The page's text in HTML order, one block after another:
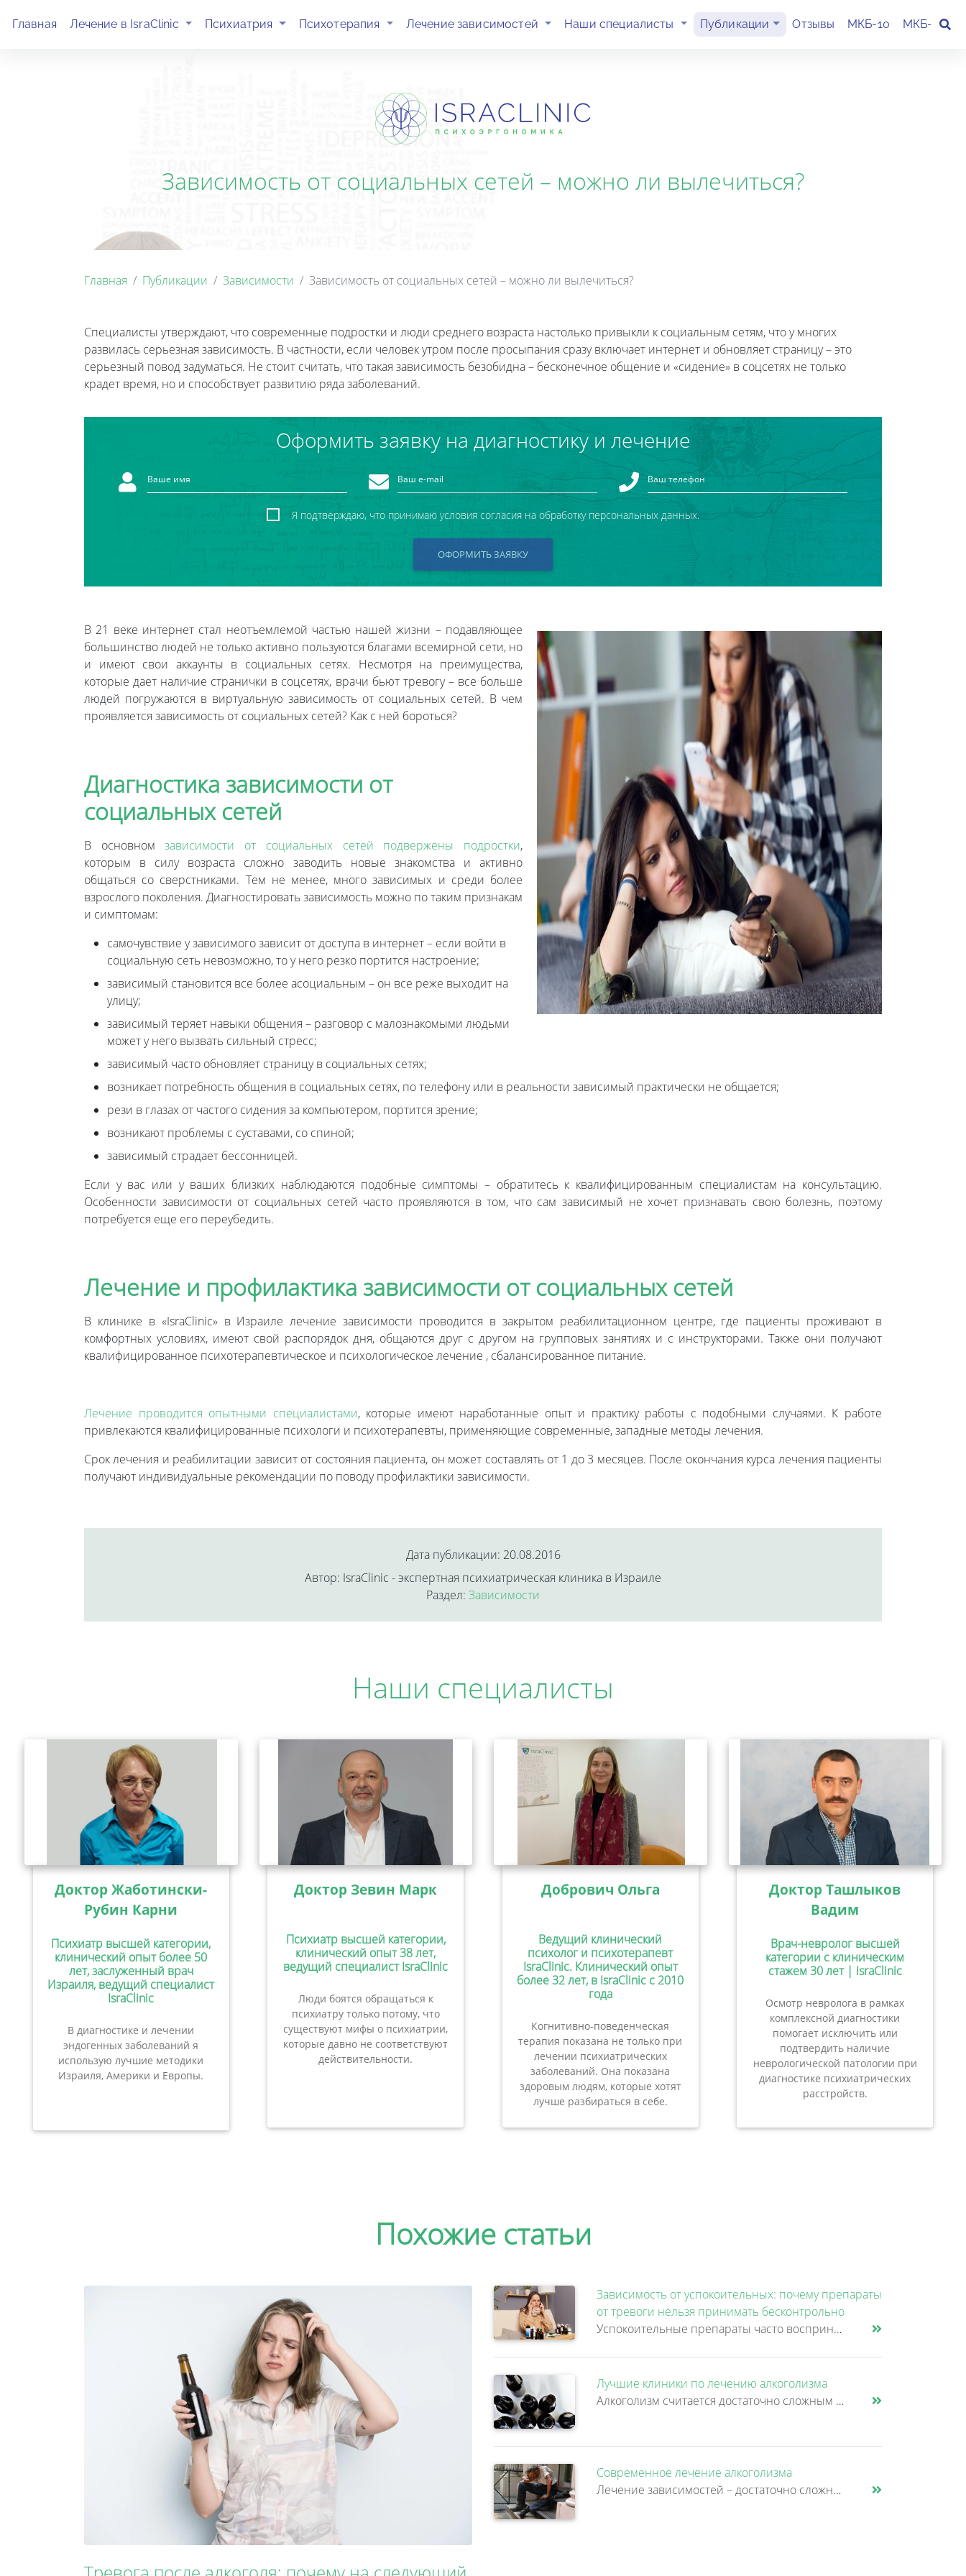
Главная Лечение в IsraClinic (current)Психиатрия (current)Психотерапия (current)Лечение зависимостей (current)Наши специалисты (current)Публикации Отзывы МКБ-10 МКБ-11
Зависимость от социальных сетей – можно ли вылечиться?
Главная Публикации Зависимости Зависимость от социальных сетей – можно ли вылечиться?
Специалисты утверждают, что современные подростки и люди среднего возраста настолько привыкли к социальным сетям, что у многих
развилась серьезная зависимость. В частности, если человек утром после просыпания сразу включает интернет и обновляет страницу – это
серьезный повод задуматься. Не стоит считать, что такая зависимость безобидна – бесконечное общение и «сидение» в соцсетях не только
крадет время, но и способствует развитию ряда заболеваний.
Оформить заявку на диагностику и лечение
Я подтверждаю, что принимаю условия согласия на обработку персональных данных.
ОФОРМИТЬ ЗАЯВКУ
В 21 веке интернет стал неотъемлемой частью нашей жизни – подавляющее
большинство людей не только активно пользуются благами всемирной сети, но
и имеют свои аккаунты в социальных сетях. Несмотря на преимущества,
которые дает наличие странички в соцсетях, врачи бьют тревогу – все больше
людей погружаются в виртуальную зависимость от социальных сетей. В чем
проявляется зависимость от социальных сетей? Как с ней бороться?
Диагностика зависимости от
социальных сетей
В основномзависимости от социальных сетей подвержены подростки,
которым в силу возраста сложно заводить новые знакомства и активно
общаться со сверстниками. Тем не менее, много зависимых и среди более
взрослого поколения. Диагностировать зависимость можно по таким признакам
и симптомам:
самочувствие у зависимого зависит от доступа в интернет – если войти в
социальную сеть невозможно, то у него резко портится настроение;
зависимый становится все более асоциальным – он все реже выходит на
улицу;
зависимый теряет навыки общения – разговор с малознакомыми людьми
может у него вызвать сильный стресс;
зависимый часто обновляет страницу в социальных сетях;
возникает потребность общения в социальных сетях, по телефону или в реальности зависимый практически не общается;
рези в глазах от частого сидения за компьютером, портится зрение;
возникают проблемы с суставами, со спиной;
зависимый страдает бессонницей.
Если у вас или у ваших близких наблюдаются подобные симптомы – обратитесь к квалифицированным специалистам на консультацию.
Особенности зависимости от социальных сетей часто проявляются в том, что сам зависимый не хочет признавать свою болезнь, поэтому
потребуется еще его переубедить.
Лечение и профилактика зависимости от социальных сетей
В клинике в «IsraClinic» в Израиле лечение зависимости проводится в закрытом реабилитационном центре, где пациенты проживают в
комфортных условиях, имеют свой распорядок дня, общаются друг с другом на групповых занятиях и с инструкторами. Также они получают
квалифицированное психотерапевтическое и психологическое лечение , сбалансированное питание.
Лечение проводится опытными специалистами, которые имеют наработанные опыт и практику работы с подобными случаями. К работе
привлекаются квалифицированные психологи и психотерапевты, применяющие современные, западные методы лечения.
Срок лечения и реабилитации зависит от состояния пациента, он может составлять от 1 до 3 месяцев. После окончания курса лечения пациенты
получают индивидуальные рекомендации по поводу профилактики зависимости.
Дата публикации: 20.08.2016
Автор: IsraClinic - экспертная психиатрическая клиника в Израиле
Раздел: Зависимости
Наши специалисты
Доктор Жаботински-
Рубин Карни
Психиатр высшей категории,
клинический опыт более 50
лет, заслуженный врач
Израиля, ведущий специалист
IsraClinic
В диагностике и лечении
эндогенных заболеваний я
использую лучшие методики
Израиля, Америки и Европы.
Доктор Зевин Марк
Психиатр высшей категории,
клинический опыт 38 лет,
ведущий специалист IsraClinic
Люди боятся обращаться к
психиатру только потому, что
существуют мифы о психиатрии,
которые давно не соответствуют
действительности.
Добрович Ольга
Ведущий клинический
психолог и психотерапевт
IsraClinic. Клинический опыт
более 32 лет, в IsraClinic с 2010
года
Когнитивно-поведенческая
терапия показана не только при
лечении психиатрических
заболеваний. Она показана
здоровым людям, которые хотят
лучше разбираться в себе.
Доктор Ташлыков
Вадим
Врач-невролог высшей
категории с клиническим
стажем 30 лет | IsraClinic
Осмотр невролога в рамках
комплексной диагностики
помогает исключить или
подтвердить наличие
неврологической патологии при
диагностике психиатрических
расстройств.
Похожие статьи
Зависимость от успокоительных: почему препараты
от тревоги нельзя принимать бесконтрольно
Успокоительные препараты часто воспринимаются как что-то безопасное. Человек плохо спит, переживает из-за работы, не мож......
Лучшие клиники по лечению алкоголизма
Алкоголизм считается достаточно сложным в лечении заболеванием. Сами инструкторы по программе «12 шагов» говорят о том,......
Современное лечение алкоголизма
Лечение зависимостей – достаточно сложный и длительный процесс, который, прежде всего, зависит от желания самого пациент......